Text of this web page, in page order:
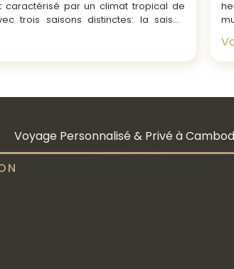
caractérisé par un climat tropical de
trois saisons distinctes: la saison
Voyage Personnalisé & Privé à